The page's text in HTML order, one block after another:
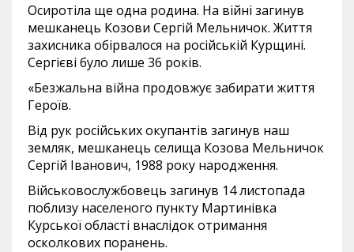
Осиротіла ще одна родина. На війні загинув
мешканець Козови Сергій Мельничок. Життя
захисника обірвалося на російській Курщині.
Сергієві було лише 36 років.
«Безжальна війна продовжує забирати життя
Героїв.
Від рук російських окупантів загинув наш
земляк, мешканець селища Козова Мельничок
Сергій Іванович, 1988 року народження.
Військовослужбовець загинув 14 листопада
поблизу населеного пункту Мартинівка
Курської області внаслідок отримання
осколкових поранень.